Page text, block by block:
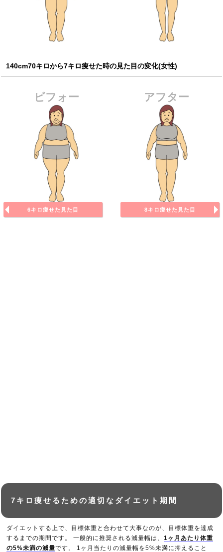
140cm70キロから7キロ痩せた時の見た目の変化(女性)
ビフォー アフター
6キロ痩せた見た目 8キロ痩せた見た目
7キロ痩せるための適切なダイエット期間
ダイエットする上で、目標体重と合わせて大事なのが、目標体重を達成
するまでの期間です。 一般的に推奨される減量幅は、1ヶ月あたり体重
の5%未満の減量です。 1ヶ月当たりの減量幅を5%未満に抑えること